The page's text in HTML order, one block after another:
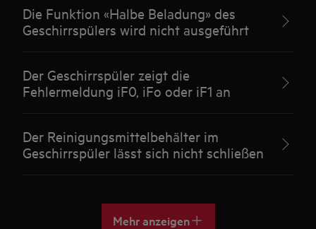
Die Funktion «Halbe Beladung» des
Geschirrspülers wird nicht ausgeführt
Der Geschirrspüler zeigt die
Fehlermeldung iF0, iFo oder iF1 an
Der Reinigungsmittelbehälter im
Geschirrspüler lässt sich nicht schließen
Mehr anzeigen